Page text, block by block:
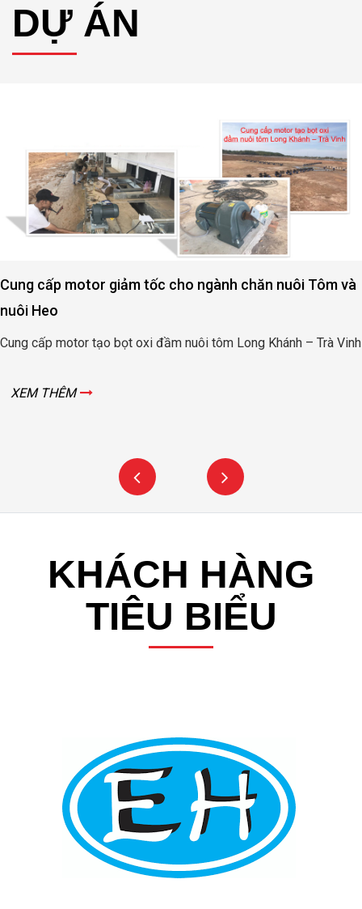
DỰ ÁN
Cung cấp motor giảm tốc cho ngành chăn nuôi Tôm và
nuôi Heo
Cung cấp motor tạo bọt oxi đầm nuôi tôm Long Khánh – Trà Vinh
XEM THÊM
KHÁCH HÀNG
TIÊU BIỂU